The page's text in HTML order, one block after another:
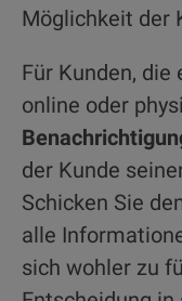
Möglichkeit der
Für Kunden, die
online oder
der Kunde
Schicken Sie
alle
sich wohler zu